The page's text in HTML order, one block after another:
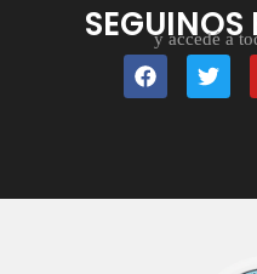
SEGUINOS
y accedé a